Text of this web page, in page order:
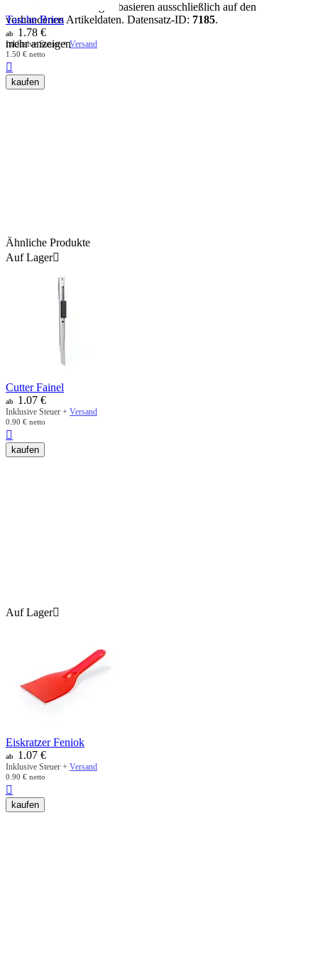
Alle Aussagen basieren ausschließlich auf den
vorhandenen Artikeldaten. Datensatz-ID: 7185.
mehr anzeigen
Tasche Brios
ab 1.78 €
Inklusive Steuer +Versand
1.50 € netto

kaufen
Ähnliche Produkte
Auf Lager
Cutter Fainel
ab 1.07 €
Inklusive Steuer + Versand
0.90 € netto

kaufen
Auf Lager
Eiskratzer Feniok
ab 1.07 €
Inklusive Steuer + Versand
0.90 € netto

kaufen